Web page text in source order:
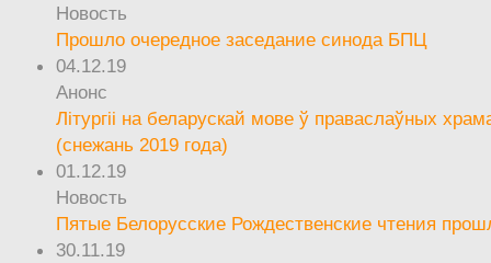
Новость
Прошло очередное заседание синода БПЦ
04.12.19
Анонс
Літургіі на беларускай мове ў праваслаўных
(снежань 2019 года)
01.12.19
Новость
Пятые Белорусские Рождественские чтения
30.11.19